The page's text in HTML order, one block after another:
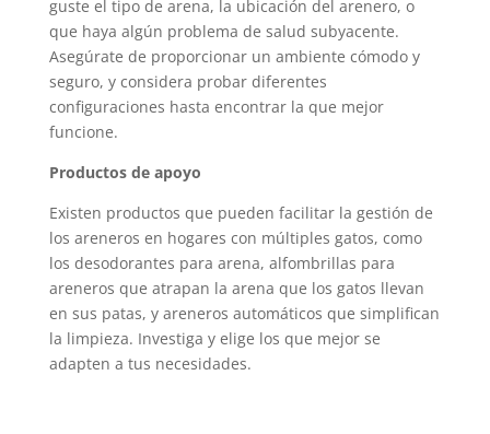
guste el tipo de arena, la ubicación del arenero, o
que haya algún problema de salud subyacente.
Asegúrate de proporcionar un ambiente cómodo y
seguro, y considera probar diferentes
configuraciones hasta encontrar la que mejor
funcione.
Productos de apoyo
Existen productos que pueden facilitar la gestión de
los areneros en hogares con múltiples gatos, como
los desodorantes para arena, alfombrillas para
areneros que atrapan la arena que los gatos llevan
en sus patas, y areneros automáticos que simplifican
la limpieza. Investiga y elige los que mejor se
adapten a tus necesidades.